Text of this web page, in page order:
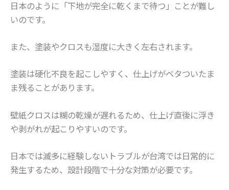
日本のように「下地が完全に乾くまで待つ」ことが難し
いのです。
また、塗装やクロスも湿度に大きく左右されます。
塗装は硬化不良を起こしやすく、仕上げがベタついたま
ま残ることがあります。
壁紙クロスは糊の乾燥が遅れるため、仕上げ直後に浮き
や剥がれが起こりやすいのです。
日本では滅多に経験しないトラブルが台湾では日常的に
発生するため、設計段階で十分な対策が必要です。